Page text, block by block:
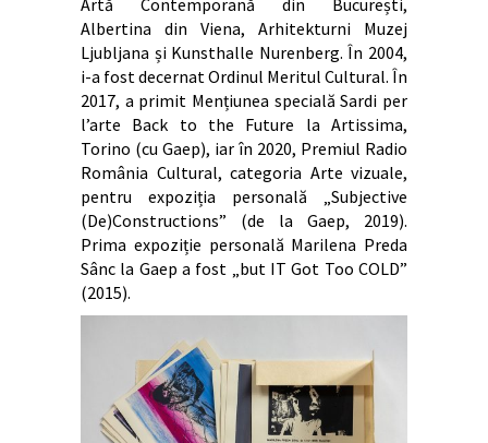
Albertina din Viena, Arhitekturni Muzej
Ljubljana și Kunsthalle Nurenberg. În 2004,
i-a fost decernat Ordinul Meritul Cultural. În
2017, a primit Mențiunea specială Sardi per
l’arte Back to the Future la Artissima,
Torino (cu Gaep), iar în 2020, Premiul Radio
România Cultural, categoria Arte vizuale,
pentru expoziția personală „Subjective
(De)Constructions” (de la Gaep, 2019).
Prima expoziție personală Marilena Preda
Sânc la Gaep a fost „but IT Got Too COLD”
(2015).